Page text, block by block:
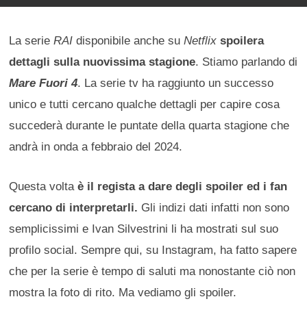
La serieRAI disponibile anche suNetflix spoilera
dettagli sulla nuovissima stagione. Stiamo parlando di
Mare Fuori 4. La serie tv ha raggiunto un successo
unico e tutti cercano qualche dettagli per capire cosa
succederà durante le puntate della quarta stagione che
andrà in onda a febbraio del 2024.
Questa voltaè il regista a dare degli spoiler ed i fan
cercano di interpretarli. Gli indizi dati infatti non sono
semplicissimi e Ivan Silvestrini li ha mostrati sul suo
profilo social. Sempre qui, su Instagram, ha fatto sapere
che per la serie è tempo di saluti ma nonostante ciò non
mostra la foto di rito. Ma vediamo gli spoiler.